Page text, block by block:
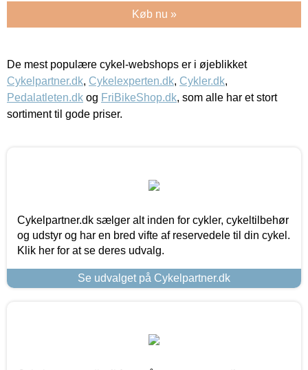
Køb nu »
De mest populære cykel-webshops er i øjeblikket
Cykelpartner.dk, Cykelexperten.dk, Cykler.dk,
Pedalatleten.dk og FriBikeShop.dk, som alle har et stort
sortiment til gode priser.
Cykelpartner.dk sælger alt inden for cykler, cykeltilbehør
og udstyr og har en bred vifte af reservedele til din cykel.
Klik her for at se deres udvalg.
Se udvalget på Cykelpartner.dk